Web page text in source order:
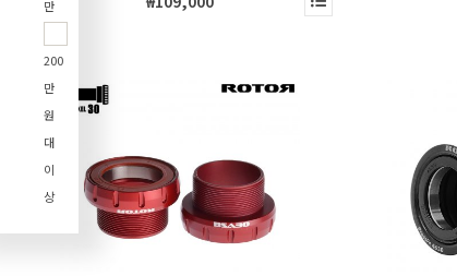
만
200
만
원
대
이
상